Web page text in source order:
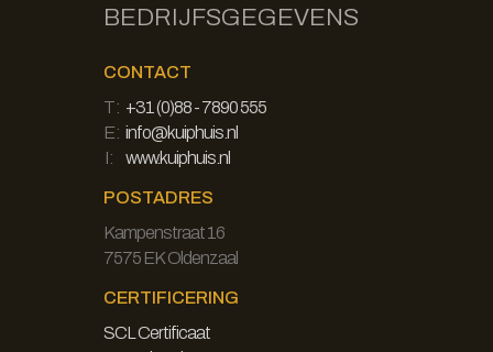
BEDRIJFSGEGEVENS
CONTACT
T: +31 (0)88 - 7890 555
E: info@kuiphuis.nl
I:
www.kuiphuis.nl
POSTADRES
Kampenstraat 16
7575 EK Oldenzaal
CERTIFICERING
SCL Certificaat